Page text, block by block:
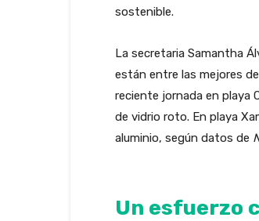
sostenible.
La secretaria Samantha
están entre las mejores
reciente jornada en playa
de vidrio roto. En playa
aluminio, según datos de
Un esfuerzo